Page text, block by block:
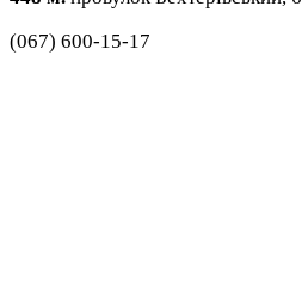
(067) 600-15-17